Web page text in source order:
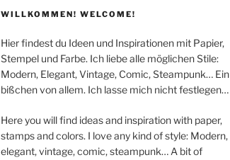
WILLKOMMEN! WELCOME!
Hier findest du Ideen und Inspirationen mit Papier,
Stempel und Farbe. Ich liebe alle möglichen Stile:
Modern, Elegant, Vintage, Comic, Steampunk… Ein
bißchen von allem. Ich lasse mich nicht festlegen…
Here you will find ideas and inspiration with paper,
stamps and colors. I love any kind of style: Modern,
elegant, vintage, comic, steampunk… A bit of